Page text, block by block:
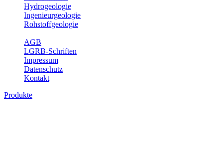
Hydrogeologie
Ingenieurgeologie
Rohstoffgeologie
AGB
LGRB-Schriften
Impressum
Datenschutz
Kontakt
Produkte